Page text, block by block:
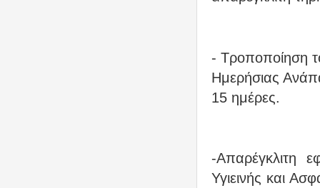
- Τροποποίηση
Ημερήσιας
15 ημέρες.
-Απαρέγκλιτη
Υγιεινής και